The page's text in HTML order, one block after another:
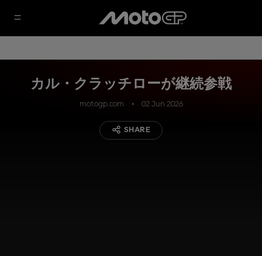
カル・クラッチローが継続参戦
motogp.com 02 Jun 2026
SHARE